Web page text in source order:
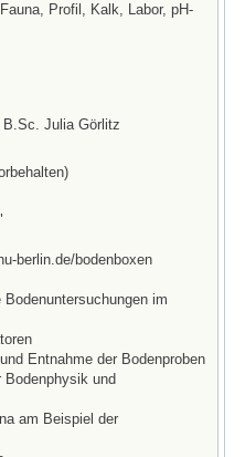
Profil, Kalk, Labor, pH-
B.Sc. Julia Görlitz
berlin.de/bodenboxen
im
Entnahme der Bodenproben
Bodenphysik und
am Beispiel der